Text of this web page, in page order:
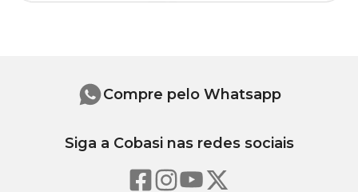
Compre pelo Whatsapp
Siga a Cobasi nas redes sociais